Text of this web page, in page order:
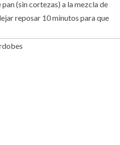
(sin cortezas) a la mezcla de
reposar 10 minutos para que